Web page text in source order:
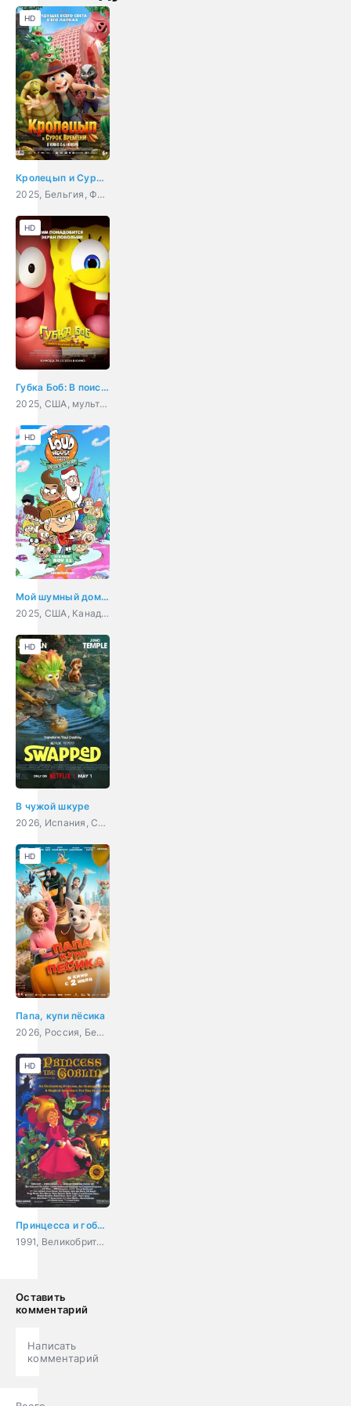
Кролецып и Сурок Времени
2025, Бельгия, Франция, США, мультфильм, приключения, фэнтези
HD
Губка Боб: В поисках квадратных штанов
2025, США, мультфильм, фэнтези, комедия, приключения, семейный
HD
Мой шумный дом: Послушный или нет?
2025, США, Канада, мультфильм, боевик, комедия, приключения, семейный
HD
В чужой шкуре
2026, Испания, США, мультфильм, фэнтези, комедия, приключения, семейный
HD
Папа, купи пёсика
2026, Россия, Беларусь, мультфильм, семейный, приключения
HD
Принцесса и гоблин
1991, Великобритания, Венгрия, Япония, США, Дания, мультфильм, мюзикл, ужасы, фэнтези, мелодрама, комедия, приключения, семейный
HD
Оставить
комментарий
Написать
комментарий